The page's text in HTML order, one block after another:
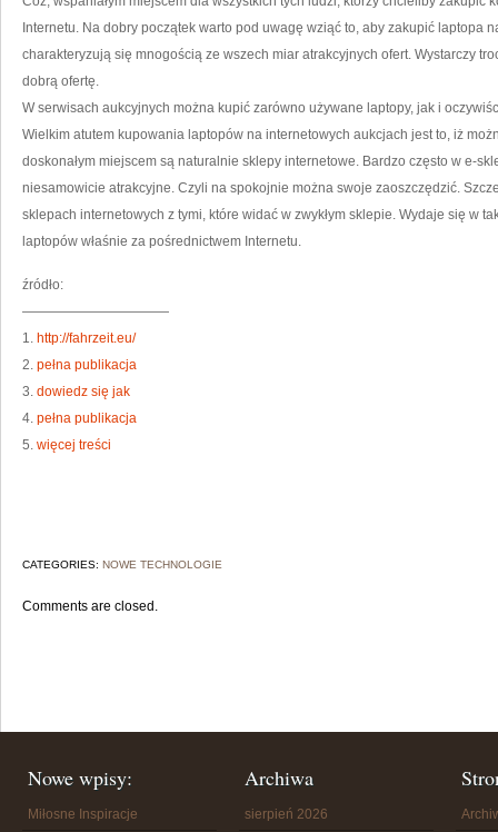
Internetu. Na dobry początek warto pod uwagę wziąć to, aby zakupić laptopa
charakteryzują się mnogością ze wszech miar atrakcyjnych ofert. Wystarczy
dobrą ofertę.
W serwisach aukcyjnych można kupić zarówno używane laptopy, jak i
Wielkim atutem kupowania laptopów na internetowych aukcjach jest to, iż
doskonałym miejscem są naturalnie sklepy internetowe. Bardzo często w e-
niesamowicie atrakcyjne. Czyli na spokojnie można swoje zaoszczędzić.
sklepach internetowych z tymi, które widać w zwykłym sklepie. Wydaje się w
laptopów właśnie za pośrednictwem Internetu.
źródło:
———————————
1. http://fahrzeit.eu/
2. pełna publikacja
3. dowiedz się jak
4. pełna publikacja
5. więcej treści
CATEGORIES: NOWE TECHNOLOGIE
Comments are closed.
Nowe wpisy:
Miłosne Inspiracje
Archiwa
sierpień 2026